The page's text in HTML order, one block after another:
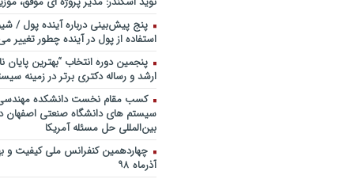
خندوانه
سخنرانی دکتر دیواندری در
بانکداری / کنفرانس ملی توسعه
بانکی
سخنرانی دکتر علیرضا فیض بخش با
پژوهی نظام بانکداری / ۹ بهمن ماه ۹۲
پنج پیش‌بینی درباره آینده پول /
استفاده از پول در آینده چطور تغییر
پنجمین دورۀ انتخاب “بهترین پایان
ارشد و رساله دکتری برتر در زمینه
کسب مقام نخست دانشکده
سیستم های دانشگاه صنعتی اصفهان
بین‌المللی حل مسئله آمریکا
آذرماه ۹۸